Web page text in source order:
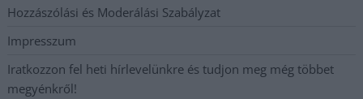
Hozzászólási és Moderálási Szabályzat
Impresszum
Iratkozzon fel heti hírlevelünkre és tudjon meg még többet
megyénkről!